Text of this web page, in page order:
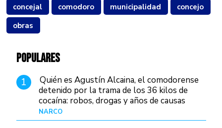
concejal comodoro municipalidad
concejo
obras
POPULARES
1
Quién es Agustín Alcaina, el comodorense
detenido por la trama de los 36 kilos de
cocaína: robos, drogas y años de causas
judiciales
NARCO